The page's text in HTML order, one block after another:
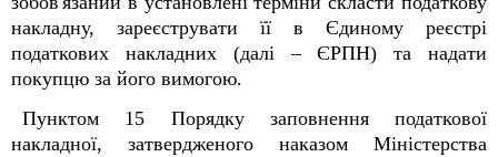
накладну, зареєструвати її в Єдиному реєстрі
податкових накладних (далі – ЄРПН) та надати
покупцю за його вимогою.
Пунктом 15 Порядку заповнення податкової
накладної, затвердженого наказом Міністерства